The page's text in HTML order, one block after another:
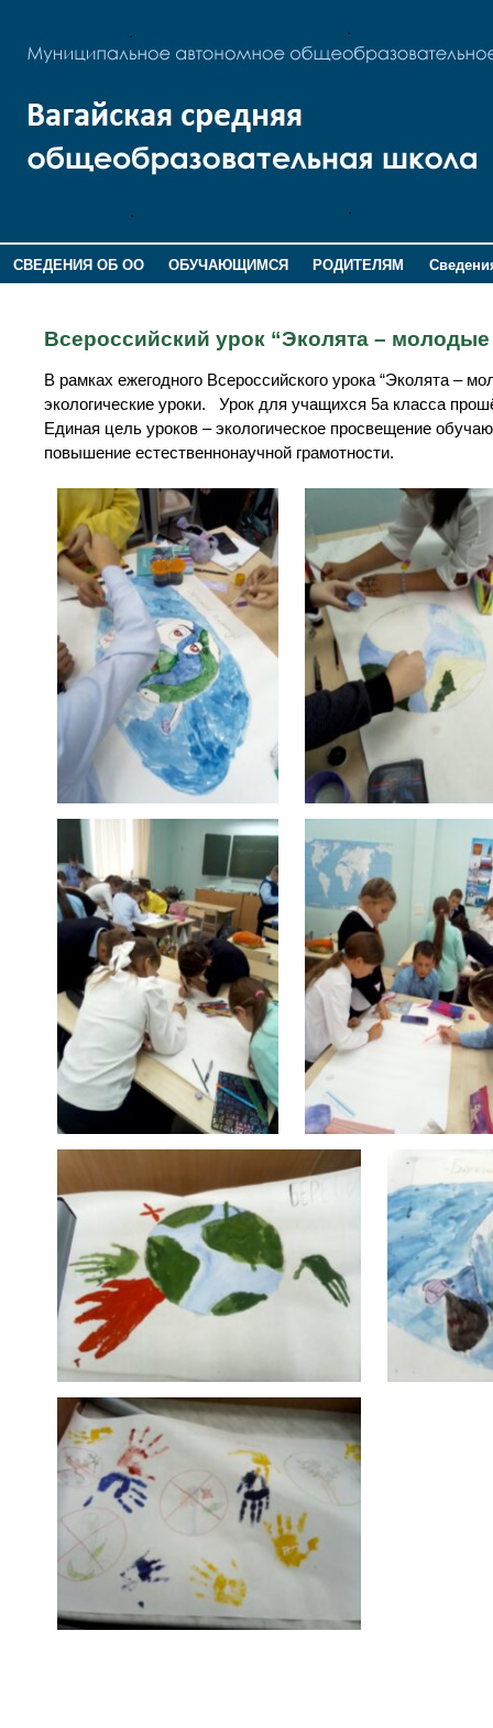
СВЕДЕНИЯ ОБ ОО ОБУЧАЮЩИМСЯ РОДИТЕЛЯМ
Всероссийский урок “Эколята –
В рамках ежегодного Всероссийского урока “Эколята
экологические уроки. Урок для учащихся 5а класса
Единая цель уроков – экологическое просвещение
повышение естественнонаучной грамотности.